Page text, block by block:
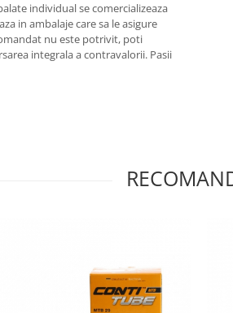
individual se comercializeaza
in ambalaje care sa le asigure
nu este potrivit, poti
integrala a contravalorii. Pasii